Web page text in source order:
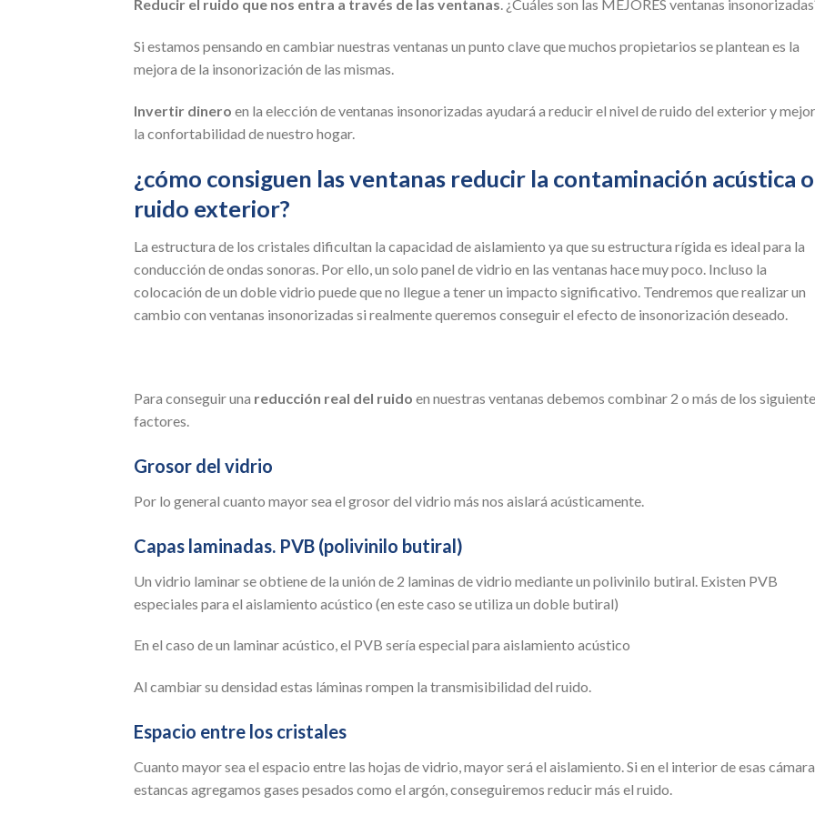
Reducir el ruido que nos entra a través de las ventanas. ¿Cuáles son las MEJORES ventanas
Si estamos pensando en cambiar nuestras ventanas un punto clave que muchos propietarios se plantean es la
mejora de la insonorización de las mismas.
Invertir dinero en la elección de ventanas insonorizadas ayudará a reducir el nivel de ruido del exterior y
la confortabilidad de nuestro hogar.
¿cómo consiguen las ventanas reducir la contaminación acústica o
ruido exterior?
La estructura de los cristales dificultan la capacidad de aislamiento ya que su estructura rígida es ideal para la
conducción de ondas sonoras. Por ello, un solo panel de vidrio en las ventanas hace muy poco. Incluso la
colocación de un doble vidrio puede que no llegue a tener un impacto significativo. Tendremos que realizar un
cambio con ventanas insonorizadas si realmente queremos conseguir el efecto de insonorización deseado.
Para conseguir una reducción real del ruido en nuestras ventanas debemos combinar 2 o más de los siguiente
factores.
Grosor del vidrio
Por lo general cuanto mayor sea el grosor del vidrio más nos aislará acústicamente.
Capas laminadas. PVB (polivinilo butiral)
Un vidrio laminar se obtiene de la unión de 2 laminas de vidrio mediante un polivinilo butiral. Existen PVB
especiales para el aislamiento acústico (en este caso se utiliza un doble butiral)
En el caso de un laminar acústico, el PVB sería especial para aislamiento acústico
Al cambiar su densidad estas láminas rompen la transmisibilidad del ruido.
Espacio entre los cristales
Cuanto mayor sea el espacio entre las hojas de vidrio, mayor será el aislamiento. Si en el interior de esas
estancas agregamos gases pesados como el argón, conseguiremos reducir más el ruido.